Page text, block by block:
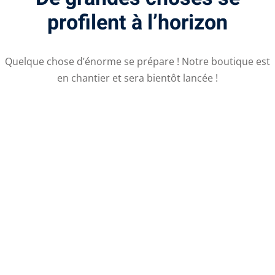
profilent à l’horizon
Quelque chose d’énorme se prépare ! Notre boutique est
en chantier et sera bientôt lancée !